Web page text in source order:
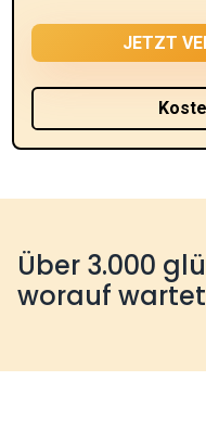
Über 3.000
worauf